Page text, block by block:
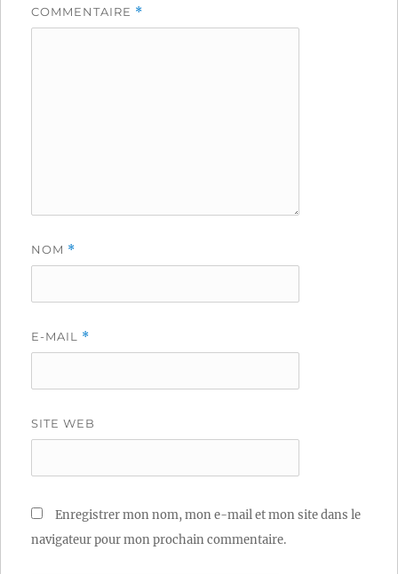
COMMENTAIRE *
NOM *
E-MAIL *
SITE WEB
Enregistrer mon nom, mon e-mail et mon site dans le
navigateur pour mon prochain commentaire.